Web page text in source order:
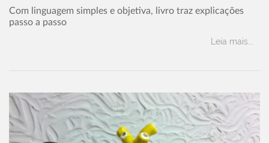
Com linguagem simples e objetiva, livro traz explicações
passo a passo
Leia mais...